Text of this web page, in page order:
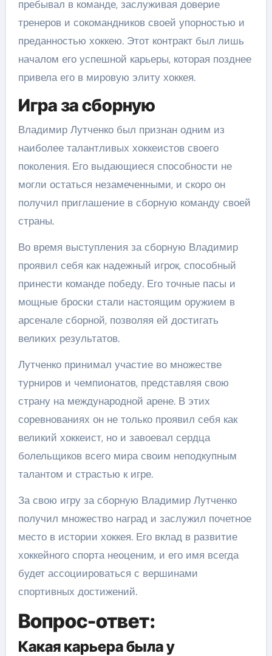
пребывал в команде, заслуживая доверие
тренеров и сокомандников своей упорностью и
преданностью хоккею. Этот контракт был лишь
началом его успешной карьеры, которая позднее
привела его в мировую элиту хоккея.
Игра за сборную
Владимир Лутченко был признан одним из
наиболее талантливых хоккеистов своего
поколения. Его выдающиеся способности не
могли остаться незамеченными, и скоро он
получил приглашение в сборную команду своей
страны.
Во время выступления за сборную Владимир
проявил себя как надежный игрок, способный
принести команде победу. Его точные пасы и
мощные броски стали настоящим оружием в
арсенале сборной, позволяя ей достигать
великих результатов.
Лутченко принимал участие во множестве
турниров и чемпионатов, представляя свою
страну на международной арене. В этих
соревнованиях он не только проявил себя как
великий хоккеист, но и завоевал сердца
болельщиков всего мира своим неподкупным
талантом и страстью к игре.
За свою игру за сборную Владимир Лутченко
получил множество наград и заслужил почетное
место в истории хоккея. Его вклад в развитие
хоккейного спорта неоценим, и его имя всегда
будет ассоциироваться с вершинами
спортивных достижений.
Вопрос-ответ:
Какая карьера была у